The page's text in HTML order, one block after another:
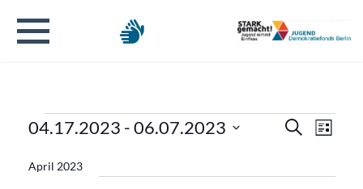
Veranstaltungen Suche
Liste
04.17.2023 - 06.07.2023
wählen.
April 2023